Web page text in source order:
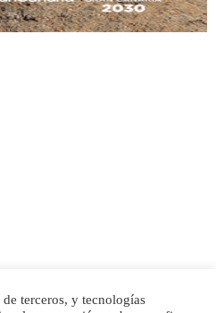
Y LOPEZ
terceros, y tecnologías